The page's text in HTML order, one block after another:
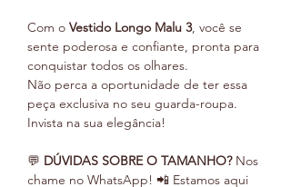
Com o Vestido Longo Malu 3, você se
sente poderosa e confiante, pronta para
conquistar todos os olhares.
Não perca a oportunidade de ter essa
peça exclusiva no seu guarda-roupa.
Invista na sua elegância!
💬 DÚVIDAS SOBRE O TAMANHO?Nos
chame no WhatsApp! 📲 Estamos aqui